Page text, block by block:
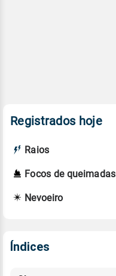
Registrados hoje
Raios
Focos de queimadas
Nevoeiro
Índices